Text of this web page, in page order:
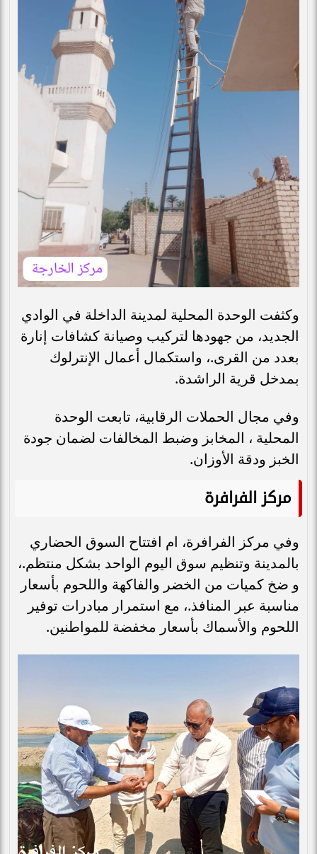
وكثفت الوحدة المحلية لمدينة الداخلة في الوادي
الجديد، من جهودها لتركيب وصيانة كشافات إنارة
بعدد من القرى.، واستكمال أعمال الإنترلوك
بمدخل قرية الراشدة.
وفي مجال الحملات الرقابية، تابعت الوحدة
المحلية ، المخابز وضبط المخالفات لضمان جودة
الخبز ودقة الأوزان.
مركز الفرافرة
وفي مركز الفرافرة، ام افتتاح السوق الحضاري
بالمدينة وتنظيم سوق اليوم الواحد بشكل منتظم.،
و ضخ كميات من الخضر والفاكهة واللحوم بأسعار
مناسبة عبر المنافذ.، مع استمرار مبادرات توفير
اللحوم والأسماك بأسعار مخفضة للمواطنين.